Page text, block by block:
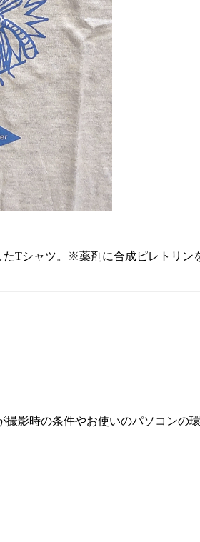
Tシャツ。※薬剤に合成ピレトリ
影時の条件やお使いのパソコンの